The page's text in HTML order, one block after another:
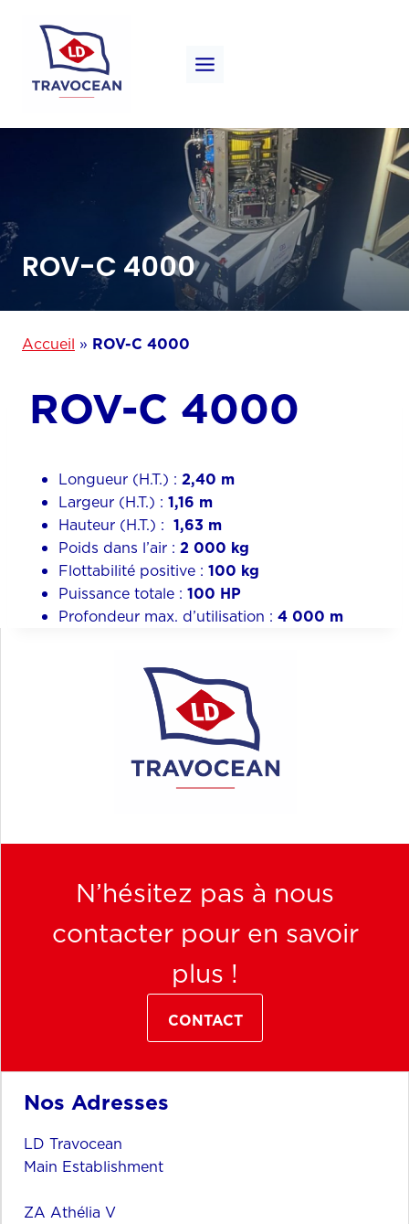
contenu
ROV-C 4000
Accueil » ROV-C 4000
ROV-C 4000
Longueur (H.T.) : 2,40 m
Largeur (H.T.) : 1,16 m
Hauteur (H.T.) : 1,63 m
Poids dans l’air : 2 000 kg
Flottabilité positive : 100 kg
Puissance totale : 100 HP
Profondeur max. d’utilisation : 4 000 m
N’hésitez pas à nous
contacter pour en savoir
plus !
CONTACT
Nos Adresses
LD Travocean
Main Establishment
ZA Athélia V